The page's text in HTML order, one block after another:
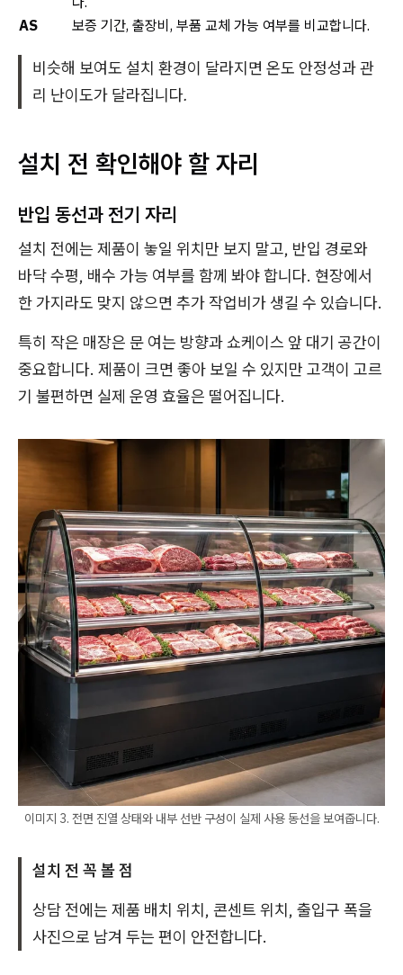
AS
보증 기간, 출장비, 부품 교체 가능 여부를 비교합니다.
비슷해 보여도 설치 환경이 달라지면 온도 안정성과 관
리 난이도가 달라집니다.
설치 전 확인해야 할 자리
반입 동선과 전기 자리
설치 전에는 제품이 놓일 위치만 보지 말고, 반입 경로와
바닥 수평, 배수 가능 여부를 함께 봐야 합니다. 현장에서
한 가지라도 맞지 않으면 추가 작업비가 생길 수 있습니다.
특히 작은 매장은 문 여는 방향과 쇼케이스 앞 대기 공간이
중요합니다. 제품이 크면 좋아 보일 수 있지만 고객이 고르
기 불편하면 실제 운영 효율은 떨어집니다.
이미지 3. 전면 진열 상태와 내부 선반 구성이 실제 사용 동선을 보여줍니다.
설치 전 꼭 볼 점
상담 전에는 제품 배치 위치, 콘센트 위치, 출입구 폭을
사진으로 남겨 두는 편이 안전합니다.